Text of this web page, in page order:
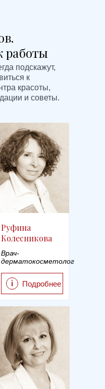
работы
подскажут,
к
красоты,
и советы.
Подробнее
i
Руфина
Колесникова
Врач-
дерматокосметолог